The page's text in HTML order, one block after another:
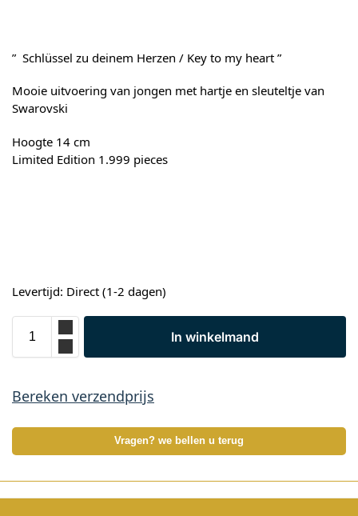
” Schlüssel zu deinem Herzen / Key to my heart ”
Mooie uitvoering van jongen met hartje en sleuteltje van
Swarovski
Hoogte 14 cm
Limited Edition 1.999 pieces
Levertijd: Direct (1-2 dagen)
In winkelmand
Bereken verzendprijs
Vragen? we bellen u terug